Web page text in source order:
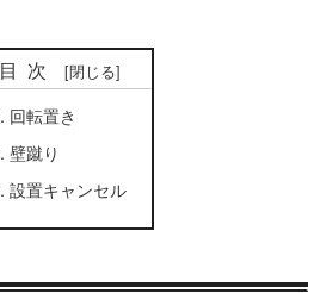
目次
回転置き
壁蹴り
設置キャンセル